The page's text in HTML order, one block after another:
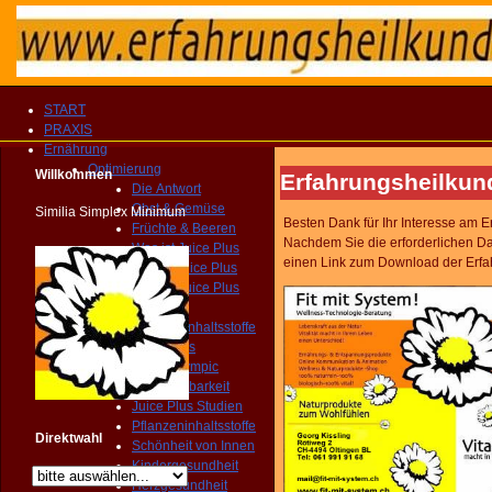
START
PRAXIS
Ernährung
Optimierung
Die Antwort
Obst & Gemüse
Früchte & Beeren
Was ist Juice Plus
Wer ist Juice Plus
Warum Juice Plus
Welt der Wunder
Pflanzeninhaltsstoffe
Warum Juice Plus
Swiss Olympic
Bioverfügbarkeit
Juice Plus Studien
Pflanzeninhaltsstoffe
Schönheit von Innen
Kindergesundheit
Herzgesundheit
Willkommen
Similia Simplex Minimum
Direktwahl
Besten Dank für Ihr Interesse am
Nachdem Sie die erforderlichen
einen Link zum Download der